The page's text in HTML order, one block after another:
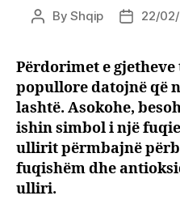
PostByShqip
Post22/
Përdorimet e
popullore datojnë që
lashtë. Asokohe,
ishin simbol i një
ullirit përmbajnë
fuqishëm dhe
ulliri.